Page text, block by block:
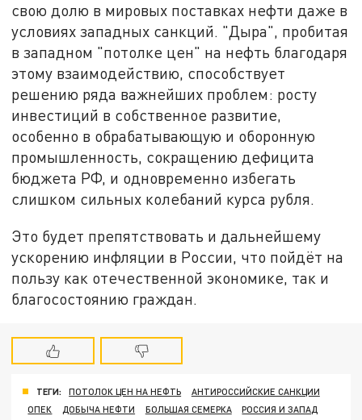
свою долю в мировых поставках нефти даже в
условиях западных санкций. "Дыра", пробитая
в западном "потолке цен" на нефть благодаря
этому взаимодействию, способствует
решению ряда важнейших проблем: росту
инвестиций в собственное развитие,
особенно в обрабатывающую и оборонную
промышленность, сокращению дефицита
бюджета РФ, и одновременно избегать
слишком сильных колебаний курса рубля.
Это будет препятствовать и дальнейшему
ускорению инфляции в России, что пойдёт на
пользу как отечественной экономике, так и
благосостоянию граждан.
ТЕГИ: ПОТОЛОК ЦЕН НА НЕФТЬ
АНТИРОССИЙСКИЕ САНКЦИИ
ОПЕК
ДОБЫЧА НЕФТИ БОЛЬШАЯ СЕМЕРКА
РОССИЯ И ЗАПАД